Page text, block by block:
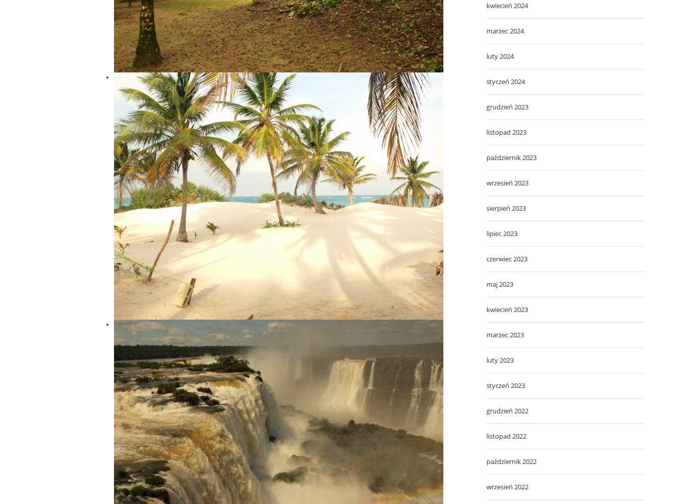
kwiecień 2024
marzec 2024
luty 2024
styczeń 2024
grudzień 2023
listopad 2023
październik 2023
wrzesień 2023
sierpień 2023
lipiec 2023
czerwiec 2023
maj 2023
kwiecień 2023
marzec 2023
luty 2023
styczeń 2023
grudzień 2022
listopad 2022
październik 2022
wrzesień 2022